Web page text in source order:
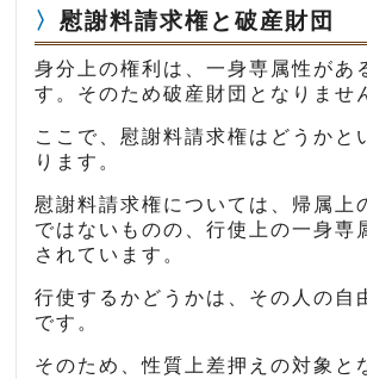
慰謝料請求権と破産財団
身分上の権利は、一身専属性があ
す。そのため破産財団となりませ
ここで、慰謝料請求権はどうかと
ります。
慰謝料請求権については、帰属上
ではないものの、行使上の一身専
されています。
行使するかどうかは、その人の自
です。
そのため、性質上差押えの対象と